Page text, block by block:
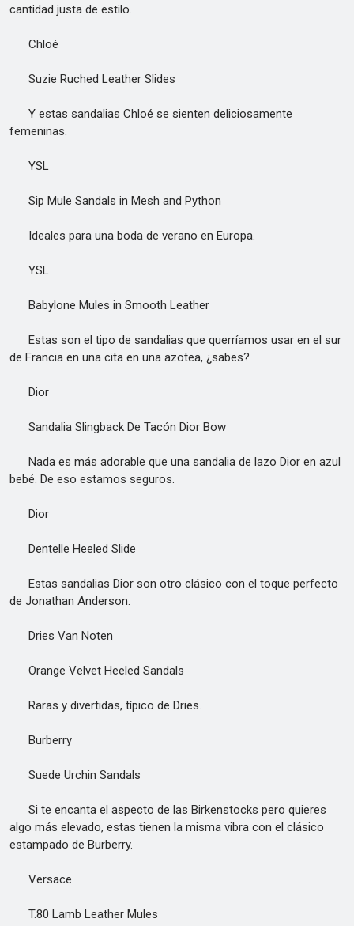
cantidad justa de estilo.
Chloé
Suzie Ruched Leather Slides
Y estas sandalias Chloé se sienten deliciosamente
femeninas.
YSL
Sip Mule Sandals in Mesh and Python
Ideales para una boda de verano en Europa.
YSL
Babylone Mules in Smooth Leather
Estas son el tipo de sandalias que querríamos usar en el sur
de Francia en una cita en una azotea, ¿sabes?
Dior
Sandalia Slingback De Tacón Dior Bow
Nada es más adorable que una sandalia de lazo Dior en azul
bebé. De eso estamos seguros.
Dior
Dentelle Heeled Slide
Estas sandalias Dior son otro clásico con el toque perfecto
de Jonathan Anderson.
Dries Van Noten
Orange Velvet Heeled Sandals
Raras y divertidas, típico de Dries.
Burberry
Suede Urchin Sandals
Si te encanta el aspecto de las Birkenstocks pero quieres
algo más elevado, estas tienen la misma vibra con el clásico
estampado de Burberry.
Versace
T.80 Lamb Leather Mules